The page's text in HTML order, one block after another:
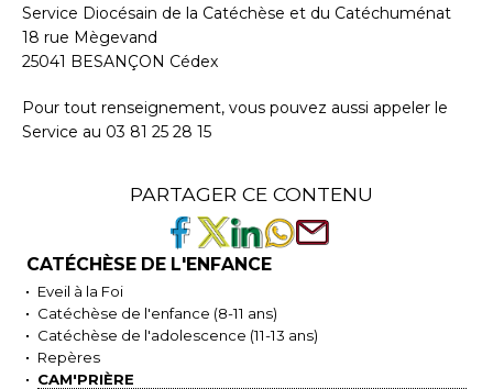
Service Diocésain de la Catéchèse et du Catéchuménat
18 rue Mègevand
25041 BESANÇON Cédex
Pour tout renseignement, vous pouvez aussi appeler le
Service au 03 81 25 28 15
PARTAGER CE CONTENU
CATÉCHÈSE DE L'ENFANCE
Eveil à la Foi
Catéchèse de l'enfance (8-11 ans)
Catéchèse de l'adolescence (11-13 ans)
Repères
CAM'PRIÈRE